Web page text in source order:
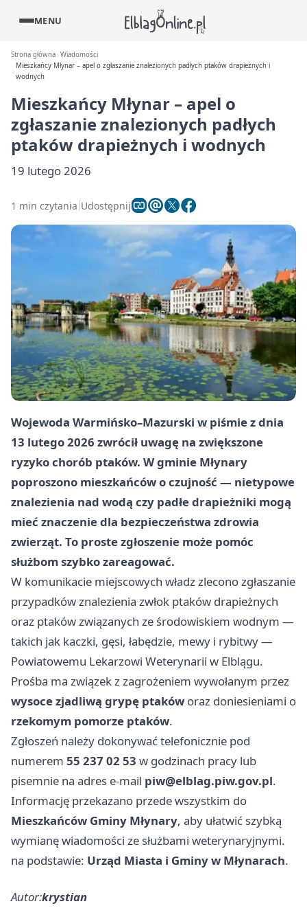
MENU
Strona główna Wiadomości
Mieszkańcy Młynar – apel o zgłaszanie znalezionych padłych ptaków drapieżnych i
wodnych
Mieszkańcy Młynar – apel o
zgłaszanie znalezionych padłych
ptaków drapieżnych i wodnych
19 lutego 2026
1 min czytania Udostępnij
Wojewoda Warmińsko–Mazurski w piśmie z dnia
13 lutego 2026 zwrócił uwagę na zwiększone
ryzyko chorób ptaków. W gminie Młynary
poproszono mieszkańców o czujność — nietypowe
znalezienia nad wodą czy padłe drapieżniki mogą
mieć znaczenie dla bezpieczeństwa zdrowia
zwierząt. To proste zgłoszenie może pomóc
służbom szybko zareagować.
W komunikacie miejscowych władz zlecono zgłaszanie
przypadków znalezienia zwłok ptaków drapieżnych
oraz ptaków związanych ze środowiskiem wodnym —
takich jak kaczki, gęsi, łabędzie, mewy i rybitwy —
Powiatowemu Lekarzowi Weterynarii w Elblągu.
Prośba ma związek z zagrożeniem wywołanym przez
wysoce zjadliwą grypę ptaków oraz doniesieniami o
rzekomym pomorze ptaków.
Zgłoszeń należy dokonywać telefonicznie pod
numerem 55 237 02 53 w godzinach pracy lub
pisemnie na adres e‑mail piw@elblag.piw.gov.pl.
Informację przekazano przede wszystkim do
Mieszkańców Gminy Młynary, aby ułatwić szybką
wymianę wiadomości ze służbami weterynaryjnymi.
na podstawie: Urząd Miasta i Gminy w Młynarach.
Autor:krystian